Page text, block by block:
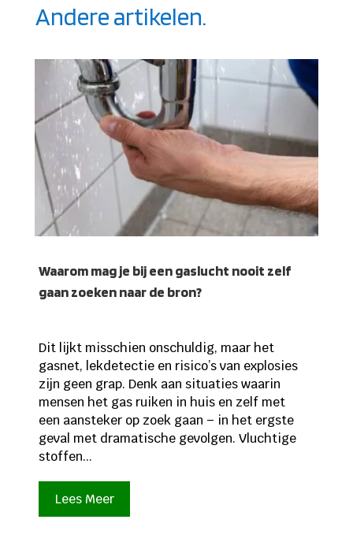
Andere artikelen.
Waarom mag je bij een gaslucht nooit zelf
gaan zoeken naar de bron?
Dit lijkt misschien onschuldig, maar het
gasnet, lekdetectie en risico’s van explosies
zijn geen grap. Denk aan situaties waarin
mensen het gas ruiken in huis en zelf met
een aansteker op zoek gaan – in het ergste
geval met dramatische gevolgen. Vluchtige
stoffen...
Lees Meer